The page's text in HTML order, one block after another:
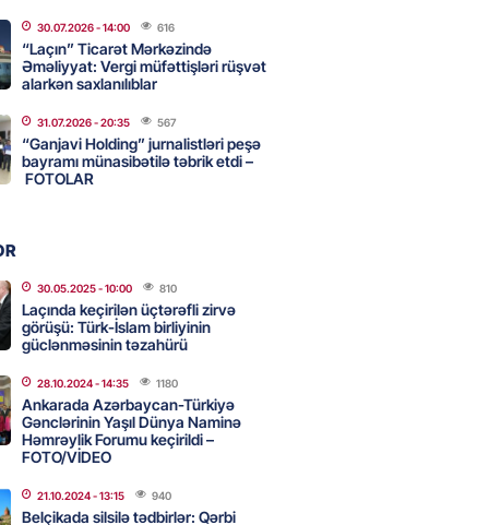
İDDİA: Şimali Koreya
120 ballistik raket yerləşdirib
- 15:15 90
musiqi terapevti
unudulmaz sənət gecəsinə
Azərbaycan ərazisini
qarşı istifadəyə imkan
- 14:45
mənzil almaq istəyənlər
imkanları var?
30.07.2026- 14:00 616
“Laçın” Ticarət Mərkəzində
Əməliyyat: Vergi müfəttişləri rüşvət
alarkən saxlanılıblar
31.07.2026- 20:35 567
“Ganjavi Holding” jurnalistləri peşə
bayramı münasibətilə təbrik etdi –
FOTOLAR
30.05.2025- 10:00 810
Laçında keçirilən üçtərəfli zirvə
görüşü: Türk-İslam birliyinin
güclənməsinin təzahürü
28.10.2024- 14:35 1180
Ankarada Azərbaycan-Türkiyə
Gənclərinin Yaşıl Dünya Naminə
Həmrəylik Forumu keçirildi –
FOTO/VİDEO
21.10.2024- 13:15 940
Belçikada silsilə tədbirlər: Qərbi